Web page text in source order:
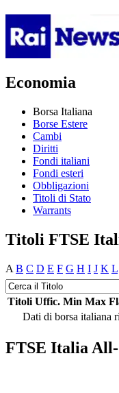
Economia
Borsa Italiana
Borse Estere
Cambi
Diritti
Fondi italiani
Fondi esteri
Obbligazioni
Titoli di Stato
Warrants
Titoli FTSE
A B C D E F G H I J K L
Titoli Uffic. Min Max
Dati di borsa italiana
FTSE Italia All-